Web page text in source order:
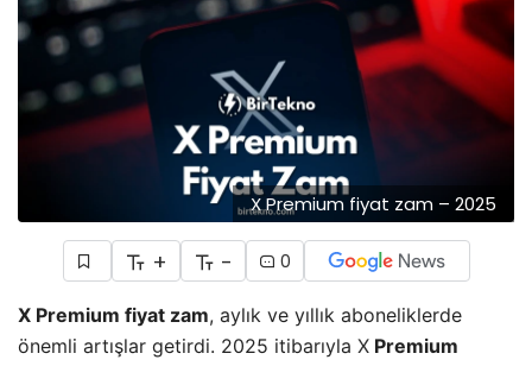
X Premium fiyat zam – 2025
+ - 0
X Premium fiyat zam, aylık ve yıllık aboneliklerde
önemli artışlar getirdi. 2025 itibarıyla X Premium